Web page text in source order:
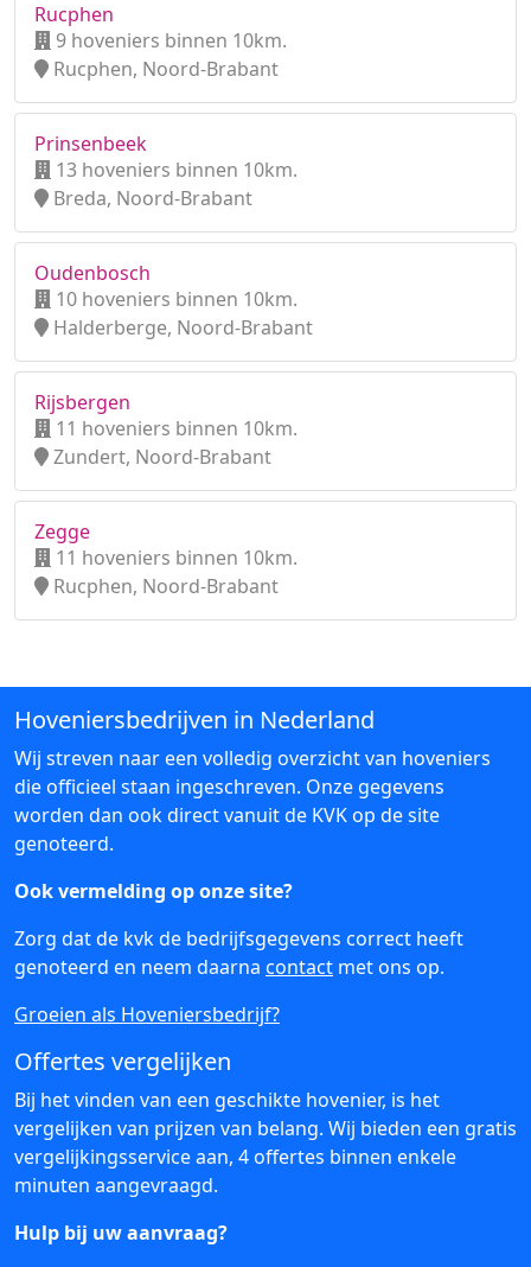
Rucphen
9 hoveniers binnen 10km.
Rucphen, Noord-Brabant
Prinsenbeek
13 hoveniers binnen 10km.
Breda, Noord-Brabant
Oudenbosch
10 hoveniers binnen 10km.
Halderberge, Noord-Brabant
Rijsbergen
11 hoveniers binnen 10km.
Zundert, Noord-Brabant
Zegge
11 hoveniers binnen 10km.
Rucphen, Noord-Brabant
Hoveniersbedrijven in Nederland
Wij streven naar een volledig overzicht van hoveniers
die officieel staan ingeschreven. Onze gegevens
worden dan ook direct vanuit de KVK op de site
genoteerd.
Ook vermelding op onze site?
Zorg dat de kvk de bedrijfsgegevens correct heeft
genoteerd en neem daarna contact met ons op.
Groeien als Hoveniersbedrijf?
Offertes vergelijken
Bij het vinden van een geschikte hovenier, is het
vergelijken van prijzen van belang. Wij bieden een gratis
vergelijkingsservice aan, 4 offertes binnen enkele
minuten aangevraagd.
Hulp bij uw aanvraag?